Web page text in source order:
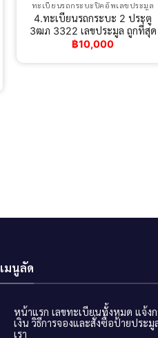
ทะเบียนรถกระบะปิคอัพเลขประมูล
4.ทะเบียนรถกระบะ 2 ประตู
3ฒภ 3322 เลขประมูล ถูกที่สุด
฿10,000
เมนูลัด
หน้าแรก เลขทะเบียนทั้งหมด แจ้ง
เงิน วิธีการจองและสั่งซื้อป้ายประมู
เรา